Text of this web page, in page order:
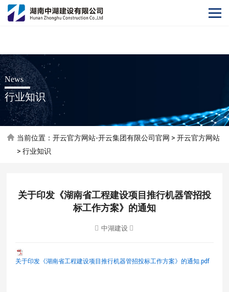
开云官方网站
News
行业知识
当前位置：开云官方网站-开云集团有限公司官网 >开云官方网站
>行业知识
关于印发《湖南省工程建设项目推行机器管招投
标工作方案》的通知
中湖建设
关于印发《湖南省工程建设项目推行机器管招投标工作方案》的通知.pdf